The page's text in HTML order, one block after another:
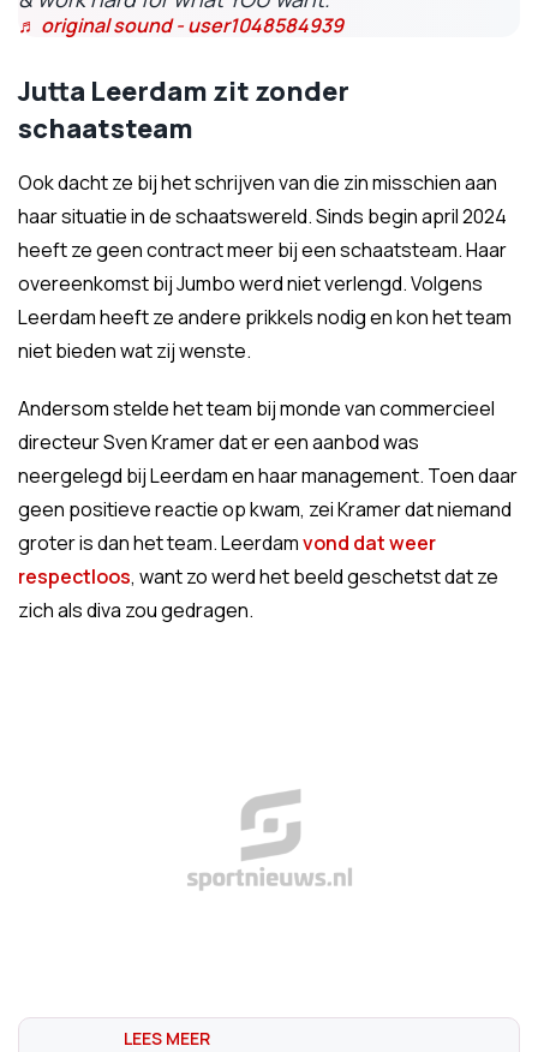
♬ original sound - user1048584939
Jutta Leerdam zit zonder
schaatsteam
Ook dacht ze bij het schrijven van die zin misschien aan
haar situatie in de schaatswereld. Sinds begin april 2024
heeft ze geen contract meer bij een schaatsteam. Haar
overeenkomst bij Jumbo werd niet verlengd. Volgens
Leerdam heeft ze andere prikkels nodig en kon het team
niet bieden wat zij wenste.
Andersom stelde het team bij monde van commercieel
directeur Sven Kramer dat er een aanbod was
neergelegd bij Leerdam en haar management. Toen daar
geen positieve reactie op kwam, zei Kramer dat niemand
groter is dan het team. Leerdamvond dat weer
respectloos, want zo werd het beeld geschetst dat ze
zich als diva zou gedragen.